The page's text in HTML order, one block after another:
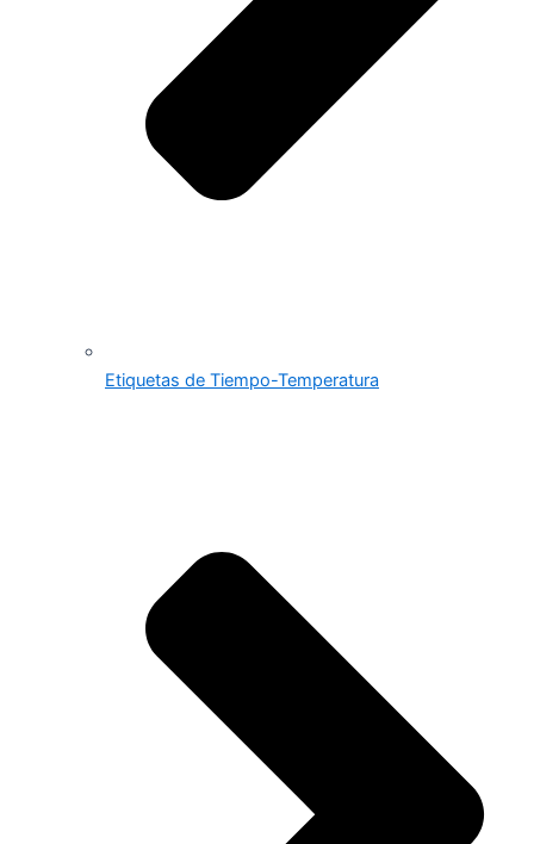
Etiquetas de Tiempo-Temperatura